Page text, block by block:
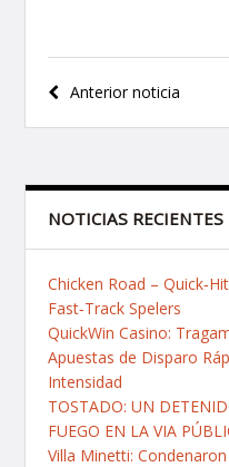
Navegación
de
Anterior noticia
NOTICIAS RECIENTES
Chicken Road –
Fast‑Track Spelers
QuickWin Casino:
Apuestas de Disparo
Intensidad
TOSTADO: UN
FUEGO EN LA VIA
Villa Minetti: